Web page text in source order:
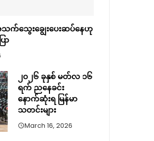
သက်သွေးချွေးပေးဆပ်နေဟု
ာ
၂၀၂၆ ခုနှစ် မတ်လ ၁၆
ရက် ညနေခင်း
နောက်ဆုံးရ မြန်မာ
သတင်းများ
March 16, 2026